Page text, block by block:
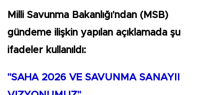
Milli Savunma Bakanlığı'ndan (MSB)
gündeme ilişkin yapılan açıklamada şu
ifadeler kullanıldı:
"SAHA 2026 VE SAVUNMA SANAYII